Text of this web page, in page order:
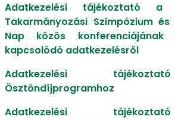
Adatkezelési tájékoztató a
Takarmányozási Szimpózium és
Nap közös konferenciájának
kapcsolódó adatkezelésről
Adatkezelési
Ösztöndíjprogramhoz
Adatkezelési